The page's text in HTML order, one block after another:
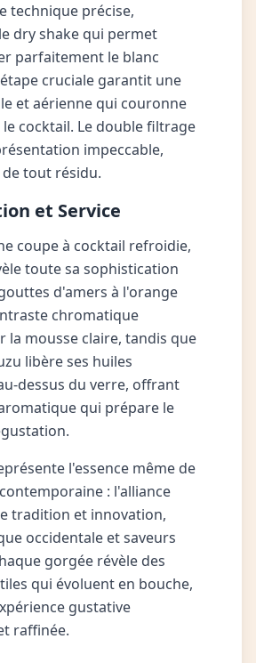
technique précise,
dry shake qui permet
parfaitement le blanc
cruciale garantit une
et aérienne qui couronne
cocktail. Le double filtrage
impeccable,
tout résidu.
et Service
coupe à cocktail refroidie,
toute sa sophistication
d'amers à l'orange
chromatique
la mousse claire, tandis que
libère ses huiles
dessus du verre, offrant
qui prépare le
l'essence même de
: l'alliance
tradition et innovation,
occidentale et saveurs
gorgée révèle des
qui évoluent en bouche,
gustative
raffinée.